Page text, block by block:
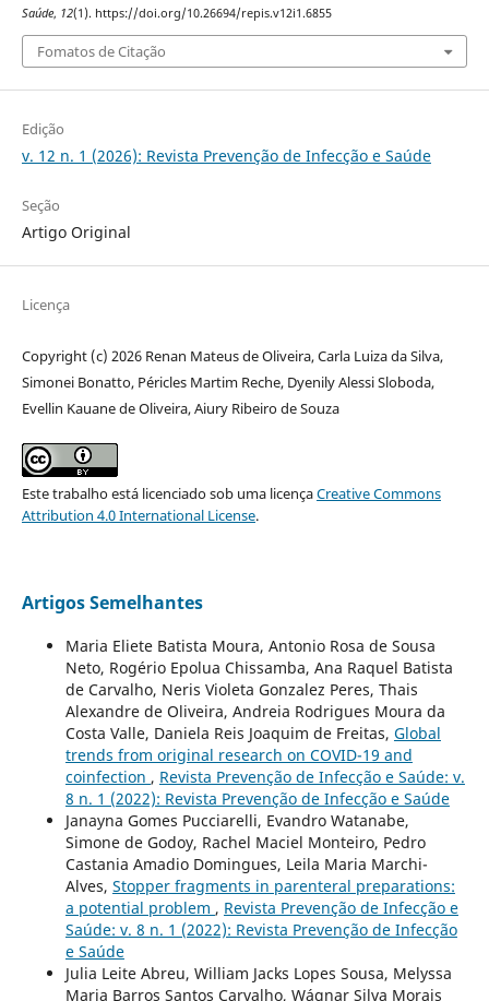
Saúde, 12(1). https://doi.org/10.26694/repis.v12i1.6855
Fomatos de Citação
Edição
v. 12 n. 1 (2026): Revista Prevenção de Infecção e Saúde
Seção
Artigo Original
Licença
Copyright (c) 2026 Renan Mateus de Oliveira, Carla Luiza da Silva,
Simonei Bonatto, Péricles Martim Reche, Dyenily Alessi Sloboda,
Evellin Kauane de Oliveira, Aiury Ribeiro de Souza
Este trabalho está licenciado sob uma licençaCreative Commons
Attribution 4.0 International License.
Artigos Semelhantes
Maria Eliete Batista Moura, Antonio Rosa de Sousa
Neto, Rogério Epolua Chissamba, Ana Raquel Batista
de Carvalho, Neris Violeta Gonzalez Peres, Thais
Alexandre de Oliveira, Andreia Rodrigues Moura da
Costa Valle, Daniela Reis Joaquim de Freitas, Global
trends from original research on COVID-19 and
coinfection , Revista Prevenção de Infecção e Saúde: v.
8 n. 1 (2022): Revista Prevenção de Infecção e Saúde
Janayna Gomes Pucciarelli, Evandro Watanabe,
Simone de Godoy, Rachel Maciel Monteiro, Pedro
Castania Amadio Domingues, Leila Maria Marchi-
Alves, Stopper fragments in parenteral preparations:
a potential problem , Revista Prevenção de Infecção e
Saúde: v. 8 n. 1 (2022): Revista Prevenção de Infecção
e Saúde
Julia Leite Abreu, William Jacks Lopes Sousa, Melyssa
Maria Barros Santos Carvalho, Wágnar Silva Morais